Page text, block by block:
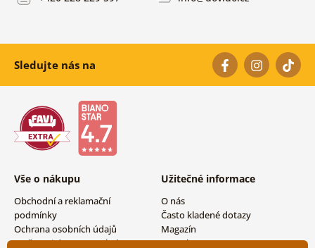
Sledujte nás na
Vše o nákupu
Obchodní a reklamační
podmínky
Ochrana osobních údajů
Možnosti dopravy a platby
Užitečné informace
O nás
Často kladené dotazy
Magazín
Kontakty